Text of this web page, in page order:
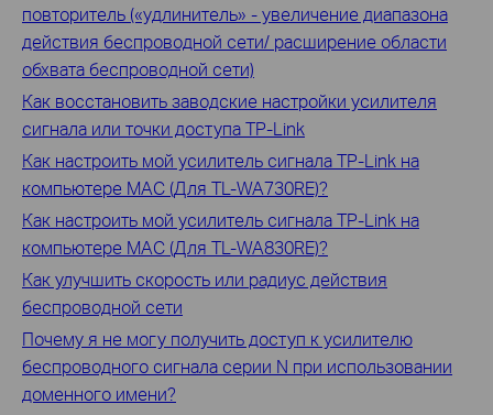
повторитель («удлинитель» - увеличение диапазона
действия беспроводной сети/ расширение области
обхвата беспроводной сети)
Как восстановить заводские настройки усилителя
сигнала или точки доступа TP-Link
Как настроить мой усилитель сигнала TP-Link на
компьютере MAC (Для TL-WA730RE)?
Как настроить мой усилитель сигнала TP-Link на
компьютере MAC (Для TL-WA830RE)?
Как улучшить скорость или радиус действия
беспроводной сети
Почему я не могу получить доступ к усилителю
беспроводного сигнала серии N при использовании
доменного имени?